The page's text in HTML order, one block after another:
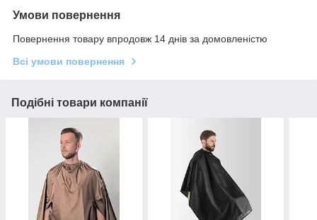
Умови повернення
Повернення товару впродовж 14 днів за домовленістю
Всі умови повернення
Подібні товари компанії